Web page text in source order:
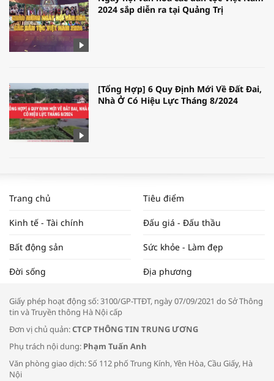
2024 sắp diễn ra tại Quảng Trị
[Tổng Hợp] 6 Quy Định Mới Về Đất Đai,
Nhà Ở Có Hiệu Lực Tháng 8/2024
NAM NĂM 2024 VÀ NĂM 2025 | NHỊP
ĐẬP THỊ TRƯỜNG #62
Tọa đàm “Xúc tiến thương mại: Khơi
Bác sĩ tư vấn cách phòng tránh bệnh
Trang chủ Tiêu điểm
Kinh tế - Tài chính Đấu giá - Đấu thầu
Bất động sản Sức khỏe - Làm đẹp
Đời sống Địa phương
Giấy phép hoạt động số: 3100/GP-TTĐT, ngày 07/09/2021 do Sở Thông
tin và Truyền thông Hà Nội cấp
Đơn vị chủ quản:CTCP THÔNG TIN TRUNG ƯƠNG
Phụ trách nội dung: Phạm Tuấn Anh
Văn phòng giao dịch: Số 112 phố Trung Kính, Yên Hòa, Cầu Giấy, Hà
Nội